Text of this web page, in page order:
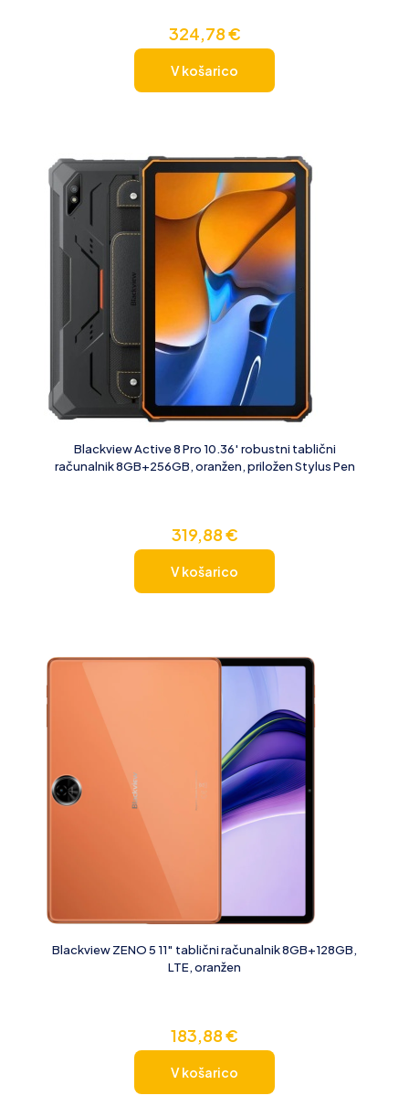
324,78€
V košarico
Blackview Active 8 Pro 10.36′ robustni tablični
računalnik 8GB+256GB, oranžen, priložen Stylus Pen
319,88€
V košarico
Blackview ZENO 5 11″ tablični računalnik 8GB+128GB,
LTE, oranžen
183,88€
V košarico